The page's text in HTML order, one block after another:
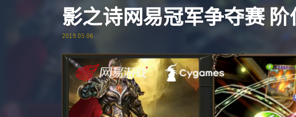
影之诗网易冠军争夺赛
2019.05.06